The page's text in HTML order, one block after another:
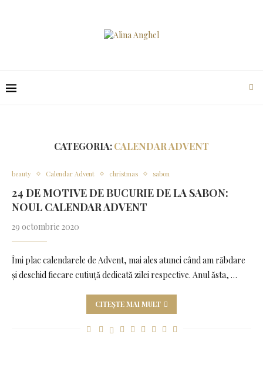
CATEGORIA:CALENDAR ADVENT
beauty Calendar Advent christmas sabon
24 DE MOTIVE DE BUCURIE DE LA SABON:
NOUL CALENDAR ADVENT
29 octombrie 2020
Îmi plac calendarele de Advent, mai ales atunci când am răbdare
și deschid fiecare cutiuță dedicată zilei respective. Anul ăsta, …
CITEȘTE MAI MULT